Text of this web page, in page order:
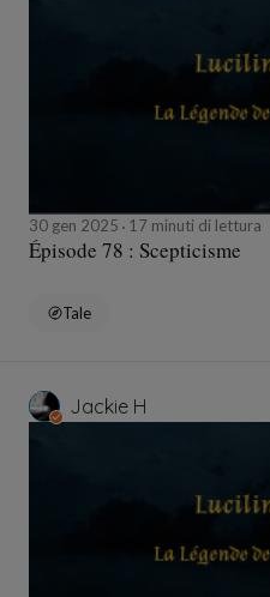
30 gen 2025 17 minuti di lettura
Épisode 78 : Scepticisme
Tale
Jackie H